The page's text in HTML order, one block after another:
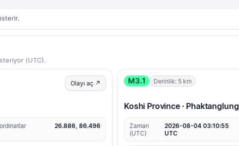
(UTC).
Olayı aç ↗
26.886, 86.496
M3.1 Derinlik: 5 km
Koshi Province · Phaktanglung
Zaman
(UTC)
2026-08-04 03:10:55
UTC